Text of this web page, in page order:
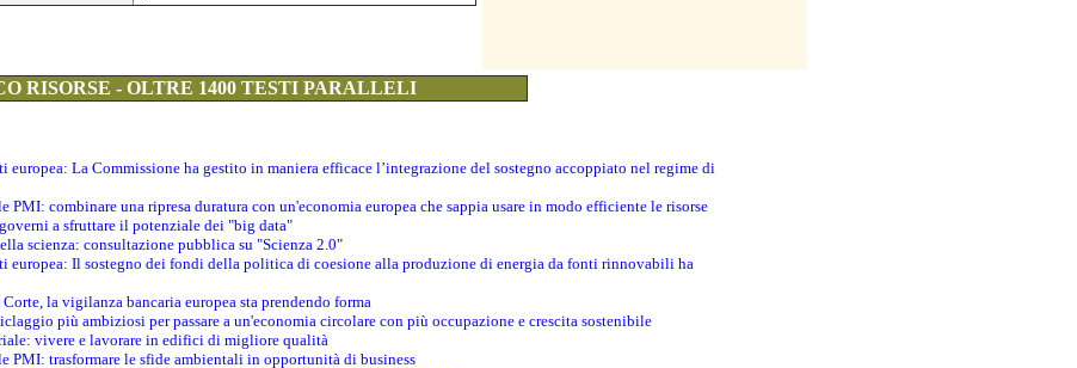
RISORSE - OLTRE 1400 TESTI PARALLELI
europea: La Commissione ha gestito in maniera efficace l’integrazione del sostegno accoppiato nel regime di
PMI: combinare una ripresa duratura con un'economia europea che sappia usare in modo efficiente le risorse
a sfruttare il potenziale dei "big data"
scienza: consultazione pubblica su "Scienza 2.0"
europea: Il sostegno dei fondi della politica di coesione alla produzione di energia da fonti rinnovabili ha
la vigilanza bancaria europea sta prendendo forma
più ambiziosi per passare a un'economia circolare con più occupazione e crescita sostenibile
vivere e lavorare in edifici di migliore qualità
PMI: trasformare le sfide ambientali in opportunità di business